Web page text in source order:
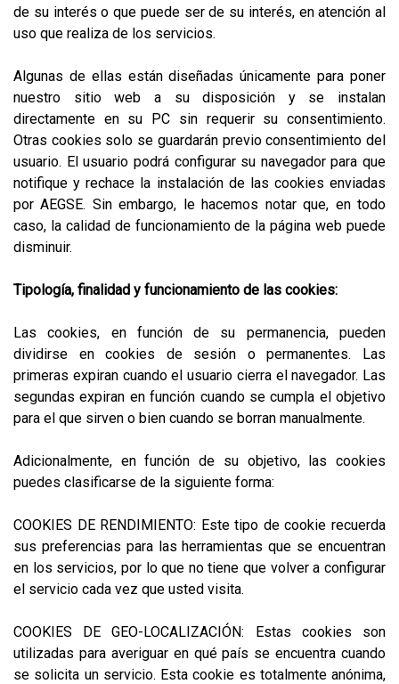
de su interés o que puede ser de su interés, en atención al
uso que realiza de los servicios.
Algunas de ellas están diseñadas únicamente para poner
nuestro sitio web a su disposición y se instalan
directamente en su PC sin requerir su consentimiento.
Otras cookies solo se guardarán previo consentimiento del
usuario. El usuario podrá configurar su navegador para que
notifique y rechace la instalación de las cookies enviadas
por AEGSE. Sin embargo, le hacemos notar que, en todo
caso, la calidad de funcionamiento de la página web puede
disminuir.
Tipología, finalidad y funcionamiento de las cookies:
Las cookies, en función de su permanencia, pueden
dividirse en cookies de sesión o permanentes. Las
primeras expiran cuando el usuario cierra el navegador. Las
segundas expiran en función cuando se cumpla el objetivo
para el que sirven o bien cuando se borran manualmente.
Adicionalmente, en función de su objetivo, las cookies
puedes clasificarse de la siguiente forma:
COOKIES DE RENDIMIENTO: Este tipo de cookie recuerda
sus preferencias para las herramientas que se encuentran
en los servicios, por lo que no tiene que volver a configurar
el servicio cada vez que usted visita.
COOKIES DE GEO-LOCALIZACIÓN: Estas cookies son
utilizadas para averiguar en qué país se encuentra cuando
se solicita un servicio. Esta cookie es totalmente anónima,